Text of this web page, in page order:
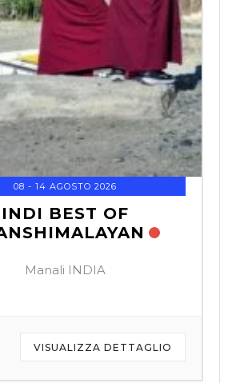
08 - 14 AGOSTO 2026
INDI BEST OF
Manali INDIA
VISUALIZZA DETTAGLIO